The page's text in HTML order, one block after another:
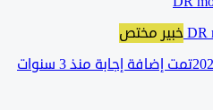
مختص
تمت إضافة إجابة منذ 3 سنوات